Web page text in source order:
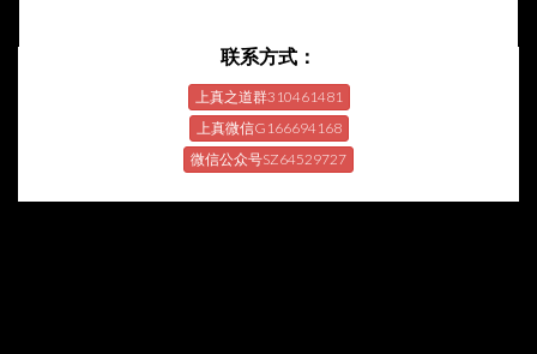
联系方式：
上真之道群310461481
上真微信G166694168
微信公众号SZ64529727